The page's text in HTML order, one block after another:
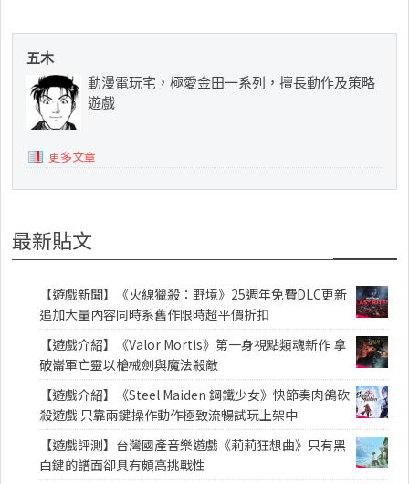
五木
動漫電玩宅，極愛金田一系列，擅長動作及策略
遊戲
更多文章
最新貼文
【遊戲新聞】《火線獵殺：野境》25週年免費DLC更新
追加大量內容同時系舊作限時超平價折扣
【遊戲介紹】《Valor Mortis》第一身視點類魂新作 拿
破崙軍亡靈以槍械劍與魔法殺敵
【遊戲介紹】《Steel Maiden 鋼鐵少女》快節奏肉鴿砍
殺遊戲 只靠兩鍵操作動作極致流暢試玩上架中
【遊戲評測】台灣國產音樂遊戲《莉莉狂想曲》只有黑
白鍵的譜面卻具有頗高挑戰性